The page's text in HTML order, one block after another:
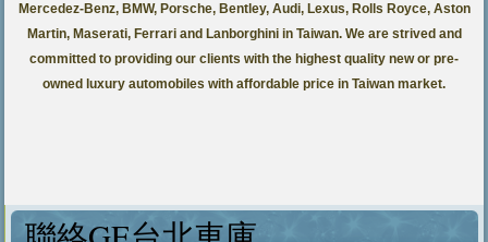
Mercedez-Benz, BMW, Porsche, Bentley, Audi, Lexus, Rolls Royce, Aston
Martin, Maserati, Ferrari and Lanborghini in Taiwan. We are strived and
committed to providing our clients with the highest quality new or pre-
owned luxury automobiles with affordable price in Taiwan market.